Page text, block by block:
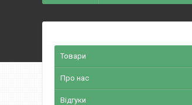
Товари
Про нас
Відгуки